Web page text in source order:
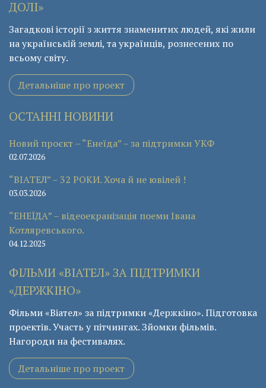
ДОЛІ»
Загадкові історії з життя знаменитих людей, які жили
на українській землі, та українців, рознесених по
всьому світу.
Детальніше про проект
ОСТАННІ НОВИНИ
Новий проєкт – “Енеїда” – за підтримки УКФ
02.07.2026
“ВІАТЕЛ” – 32 РОКИ. Хоча й не ювілей !
03.03.2026
“ЕНЕЇДА” – відеоекранізація поеми Івана
Котляревського.
04.12.2025
ФІЛЬМИ «ВІАТЕЛ» ЗА ПІДТРИМКИ
«ДЕРЖКІНО»
Фільми «Віател» за підтримки «Держкіно». Підготовка
проектів. Участь у пітчингах. Зйомки фільмів.
Нагороди на фестивалях.
Детальніше про проект